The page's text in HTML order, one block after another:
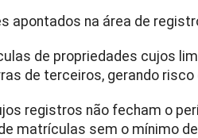
apontados na área de
de propriedades cujos
de terceiros, gerando
registros não fecham o
matrículas sem o mínimo